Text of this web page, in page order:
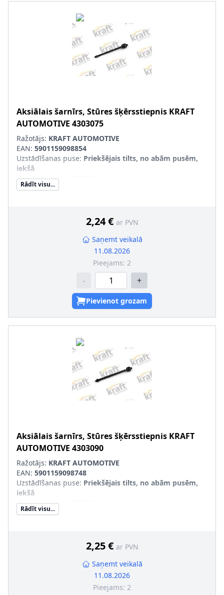
Aksiālais šarnīrs, Stūres šķērsstiepnis KRAFT
AUTOMOTIVE 4303075
Ražotājs: KRAFT AUTOMOTIVE
EAN: 5901159098854
Uzstādīšanas puse: Priekšējais tilts, no abām pusēm,
iekšā
Vītnes izmērs 1
Vītnes izmērs 2
Rādīt visu...
2,24 € ar PVN
Saņemt veikalā
11.08.2026
Pieejams: 2
- +
Pievienot grozam
Aksiālais šarnīrs, Stūres šķērsstiepnis KRAFT
AUTOMOTIVE 4303090
Ražotājs: KRAFT AUTOMOTIVE
EAN: 5901159098748
Uzstādīšanas puse: Priekšējais tilts, no abām pusēm,
iekšā
Vītnes izmērs 1
Vītnes izmērs 2
Rādīt visu...
2,25 € ar PVN
Saņemt veikalā
11.08.2026
Pieejams: 2